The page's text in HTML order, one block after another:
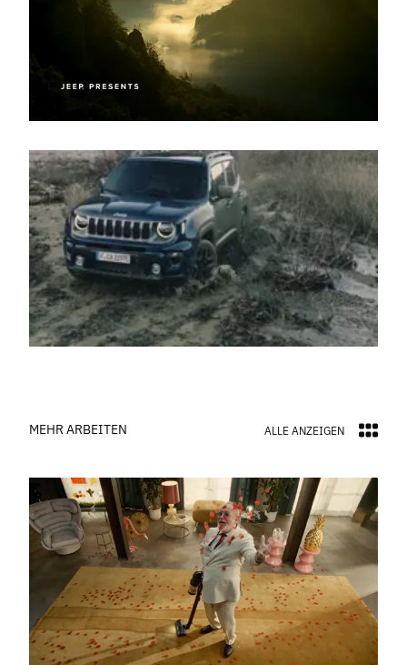
MEHR ARBEITEN ALLE ANZEIGEN